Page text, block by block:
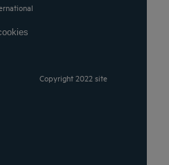
Copyright 2022 site